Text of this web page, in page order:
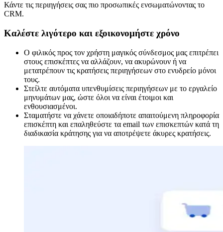
Κάντε τις περιηγήσεις σας πιο προσωπικές ενσωματώνοντας το
CRM.
Καλέστε λιγότερο και εξοικονομήστε χρόνο
Ο φιλικός προς τον χρήστη μαγικός σύνδεσμος μας επιτρέπει
στους επισκέπτες να αλλάζουν, να ακυρώνουν ή να
μετατρέπουν τις κρατήσεις περιηγήσεων στο ενυδρείο μόνοι
τους.
Στείλτε αυτόματα υπενθυμίσεις περιηγήσεων με το εργαλείο
μηνυμάτων μας, ώστε όλοι να είναι έτοιμοι και
ενθουσιασμένοι.
Σταματήστε να χάνετε οποιαδήποτε απαιτούμενη πληροφορία
επισκέπτη και επαληθεύστε τα email των επισκεπτών κατά τη
διαδικασία κράτησης για να αποτρέψετε άκυρες κρατήσεις.